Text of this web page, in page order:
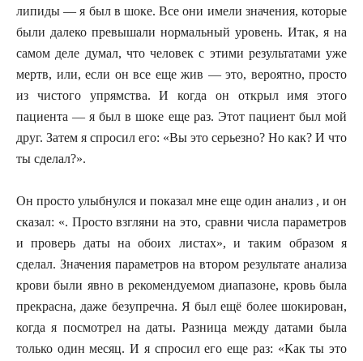
липиды — я был в шоке. Все они имели значения, которые
были далеко превышали нормальный уровень. Итак, я на
самом деле думал, что человек с этими результатами уже
мертв, или, если он все еще жив — это, вероятно, просто
из чистого упрямства. И когда он открыл имя этого
пациента — я был в шоке еще раз. Этот пациент был мой
друг. Затем я спросил его: «Вы это серьезно? Но как? И что
ты сделал?».
Он просто улыбнулся и показал мне еще один анализ , и он
сказал: «. Просто взгляни на это, сравни числа параметров
и проверь даты на обоих листах», и таким образом я
сделал. Значения параметров на втором результате анализа
крови были явно в рекомендуемом диапазоне, кровь была
прекрасна, даже безупречна. Я был ещё более шокирован,
когда я посмотрел на даты. Разница между датами была
только один месяц. И я спросил его еще раз: «Как ты это